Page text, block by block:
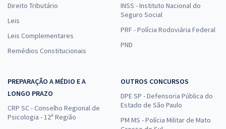
Direito Tributário
Leis
Leis Complementares
Remédios Constitucionais
INSS - Instituto Nacional do
Seguro Social
PRF - Polícia Rodoviária Federal
PND
PREPARAÇÃO A MÉDIO E A
LONGO PRAZO
CRP SC - Conselho Regional de
Psicologia - 12ª Região
OUTROS CONCURSOS
DPE SP - Defensoria Pública do
Estado de São Paulo
PM MS - Polícia Militar de Mato